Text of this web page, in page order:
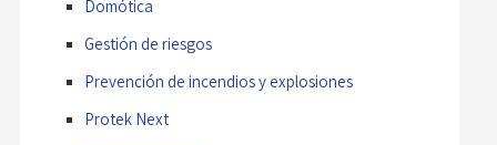
Domótica
Gestión de riesgos
Prevención de incendios y explosiones
Protek Next